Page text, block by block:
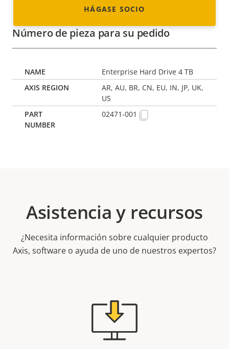
HÁGASE SOCIO
Número de pieza para su pedido
Enterprise Hard Drive 4 TB
AR, AU, BR, CN, EU, IN, JP, UK,
US
02471-001
Asistencia y recursos
¿Necesita información sobre cualquier producto
Axis, software o ayuda de uno de nuestros expertos?